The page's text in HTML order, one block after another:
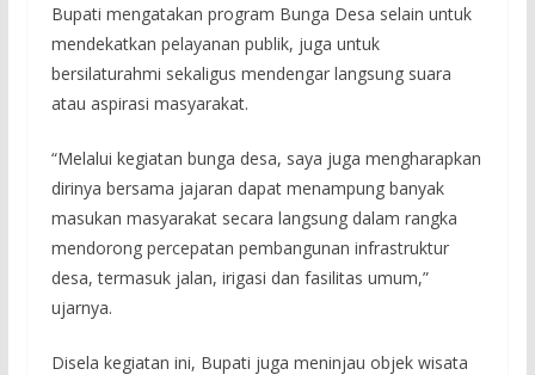
Bupati mengatakan program Bunga Desa selain untuk
mendekatkan pelayanan publik, juga untuk
bersilaturahmi sekaligus mendengar langsung suara
atau aspirasi masyarakat.
“Melalui kegiatan bunga desa, saya juga mengharapkan
dirinya bersama jajaran dapat menampung banyak
masukan masyarakat secara langsung dalam rangka
mendorong percepatan pembangunan infrastruktur
desa, termasuk jalan, irigasi dan fasilitas umum,”
ujarnya.
Disela kegiatan ini, Bupati juga meninjau objek wisata